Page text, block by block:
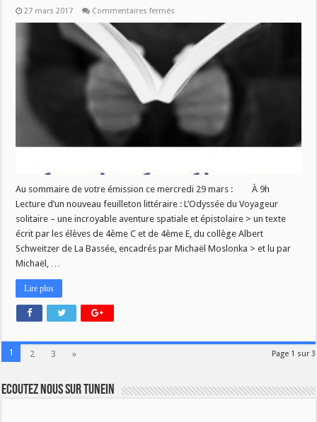
27 mars 2017 Commentaires fermés
La
Vie
des
Livres
ce
mercredi
29
Au sommaire de votre émission ce mercredi 29 mars : À 9h
Lecture d’un nouveau feuilleton littéraire : L’Odyssée du Voyageur
solitaire – une incroyable aventure spatiale et épistolaire > un texte
écrit par les élèves de 4ème C et de 4ème E, du collège Albert
Schweitzer de La Bassée, encadrés par Michaël Moslonka > et lu par
Michaël, …
Lire plus
Page 1 sur 3
1 2 3 »
Ecoutez nous sur TuneIn